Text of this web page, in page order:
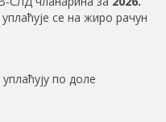
се на жиро рачун
по доле